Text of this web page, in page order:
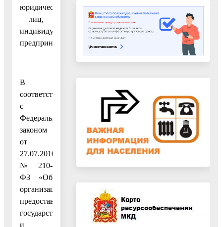
юридических
лиц,
индивидуальных
предпринимателей»
В
соответствии
с
Федеральным
законом
от
27.07.2010
№ 210-
ФЗ «Об
организации
предоставления
государственных
и